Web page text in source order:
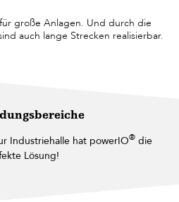
große Anlagen. Und durch die
auch lange Strecken realisierbar.
Industriehalle hat powerIO®die
Lösung!